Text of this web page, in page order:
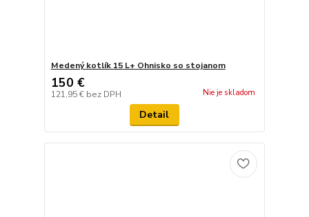
Medený kotlík 15 L+ Ohnisko so stojanom
150 €
121,95 € bez DPH Nie je skladom
Detail